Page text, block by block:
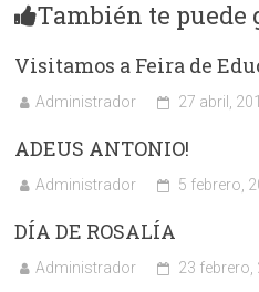
También te puede
Visitamos a Feira de
Administrador 27 abril,
ADEUS ANTONIO!
Administrador 5 febrero,
DÍA DE ROSALÍA
Administrador 23 febrero,